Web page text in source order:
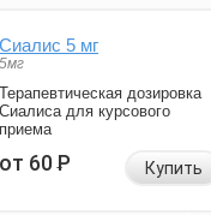
Сиалис 5 мг
5мг
Терапевтическая дозировка
Сиалиса для курсового
приема
от 60Р Купить